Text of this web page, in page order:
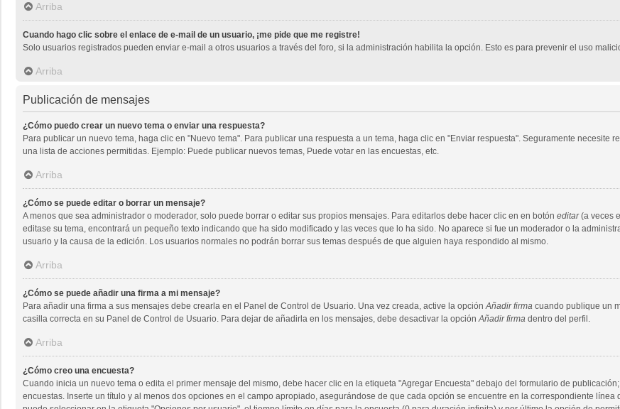
Arriba
Cuando hago clic sobre el enlace de e-mail de un usuario, ¡me pide que me registre!
Solo usuarios registrados pueden enviar e-mail a otros usuarios a través del foro, si la administración habilita la opción. Esto es para prevenir el uso
Arriba
Publicación de mensajes
¿Cómo puedo crear un nuevo tema o enviar una respuesta?
Para publicar un nuevo tema, haga clic en "Nuevo tema". Para publicar una respuesta a un tema, haga clic en "Enviar respuesta". Seguramente necesite
una lista de acciones permitidas. Ejemplo: Puede publicar nuevos temas, Puede votar en las encuestas, etc.
Arriba
¿Cómo se puede editar o borrar un mensaje?
A menos que sea administrador o moderador, solo puede borrar o editar sus propios mensajes. Para editarlos debe hacer clic en en botón editar(a veces
editase su tema, encontrará un pequeño texto indicando que ha sido modificado y las veces que lo ha sido. No aparece si fue un moderador o la
usuario y la causa de la edición. Los usuarios normales no podrán borrar sus temas después de que alguien haya respondido al mismo.
Arriba
¿Cómo se puede añadir una firma a mi mensaje?
Para añadir una firma a sus mensajes debe crearla en el Panel de Control de Usuario. Una vez creada, active la opciónAñadir firma cuando publique un
casilla correcta en su Panel de Control de Usuario. Para dejar de añadirla en los mensajes, debe desactivar la opciónAñadir firma dentro del perfil.
Arriba
¿Cómo creo una encuesta?
Cuando inicia un nuevo tema o edita el primer mensaje del mismo, debe hacer clic en la etiqueta "Agregar Encuesta" debajo del formulario de
encuestas. Inserte un título y al menos dos opciones en el campo apropiado, asegurándose de que cada opción se encuentre en la correspondiente